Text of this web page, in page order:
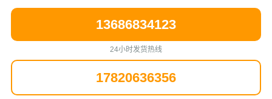
13686834123
24小时发货热线
17820636356